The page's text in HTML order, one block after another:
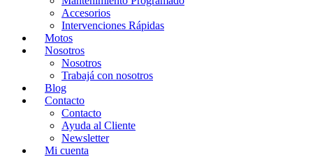
Accesorios
Intervenciones Rápidas
Motos
Nosotros
Nosotros
Trabajá con nosotros
Blog
Contacto
Contacto
Ayuda al Cliente
Newsletter
Mi cuenta